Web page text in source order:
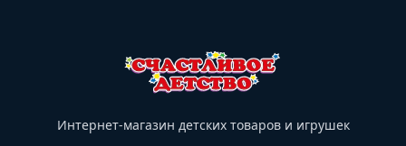
Интернет-магазин детских товаров и игрушек